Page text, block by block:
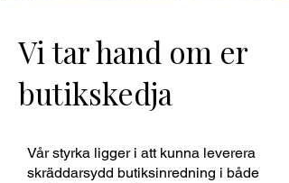
Vi tar hand om er
butikskedja
Vår styrka ligger i att kunna leverera
skräddarsydd butiksinredning i både